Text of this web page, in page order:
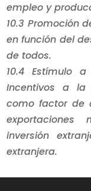
empleo y
10.3 Promoción
en función del
de todos.
10.4 Estímulo
Incentivos a la
como factor de
exportaciones
inversión
extranjera.